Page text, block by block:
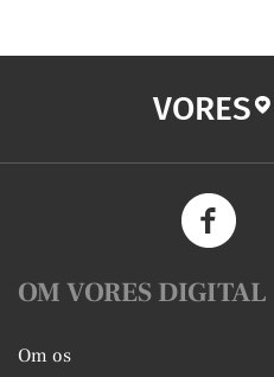
VORES
OM VORES DIGITAL
Om os